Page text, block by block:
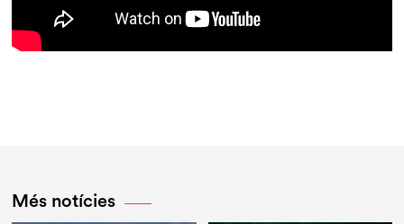
Més notícies